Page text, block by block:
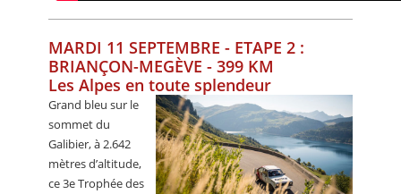
MARDI 11 SEPTEMBRE - ETAPE 2 :
BRIANÇON-MEGÈVE - 399 KM
Les Alpes en toute splendeur
Grand bleu sur le
sommet du
Galibier, à 2.642
mètres d’altitude,
ce 3e Trophée des